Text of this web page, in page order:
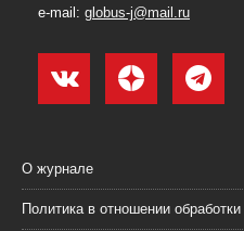
e-mail: globus-j@mail.ru
О журнале
Политика в отношении